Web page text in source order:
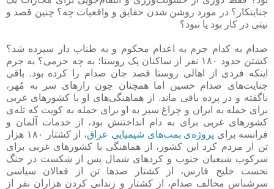
جنایتکار؟ در مورد روشن شدن حقایق و واقعیات چه؟ چنین قصد و
نیتی در کار بود یا نبود؟
صدام به کدام جرم به اعدام محکوم و به طناب دار سپرده شد؟
کشتن حدود ۱۸۰ نفر از ساکنان یک روستا؛ به چه جرمی؟ به جرم
اینکه فردی از اهالی روستا قصد جان صدام را کرده بود. باقی
جنایت‌های صدام حسین اما همچنان چون رازهای سر به مُهر،
ناگفته و در پرده باقی ماند. از هماهنگی‌های او با کشورهای غربی
برای حمله به ایران و چراغ سبز به او برای حمله به کویت که تله‌ی
کشورهای غربی برای به دام انداختنش بود، از خدمات آلمان و
فرانسه برای پروژه‌ی بمب‌های شیمیایی عراق
، از کشتار ۱۸۰ هزار
تن از مردم کرد این کشور، از هماهنگی با کشورهای غربی برای
سرکوب شیعیان جنوب و کردهای شمال پس از شکست در جنگ
نخست خلیج فارس، از کشتار صدها تن از فعالان سیاسی
سرشناس مخالف صدام، از کشتار و زندانی کردن هزاران نفر از